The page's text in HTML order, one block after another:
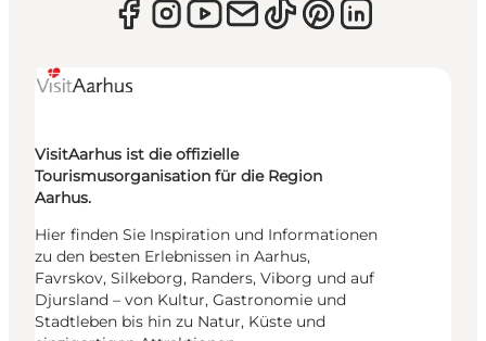
VisitAarhus ist die offizielle
Tourismusorganisation für die Region
Aarhus.
Hier finden Sie Inspiration und Informationen
zu den besten Erlebnissen in Aarhus,
Favrskov, Silkeborg, Randers, Viborg und auf
Djursland – von Kultur, Gastronomie und
Stadtleben bis hin zu Natur, Küste und